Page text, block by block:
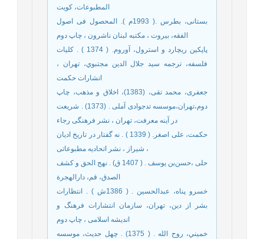
المطبوعات، كويت
بستانی، بطرس .( 1993م ). المحصول فی اصول
الفقه، بیروت ، مکتبه لبنان ناشرون ، چاپ دوم
پاپكين ريچارد و استرول، آوروم. ( 1374 ) . كليات
فلسفه، ترجمه سيد جلال الدين مجتبوي، تهران ،
اتشارات حكمت
جعفری، محمد تقی، (1383)، اخلاق و مذهب، چاپ
دوم،تهران،موسسه تدجوادی آملی . (1373) . شریعت
در آینه معرفت، تهران ، نشر فرهنگی رجاء
حکمت، علی اصغر. ( 1339 ) . نه گفتار در تاریخ ادیان
، شیراز ، نشر اتحادیه مطبوعاتی
حلی ،حسن‌بن يوسف . ( 1407 ق) . نهج الحق و كشف
الصدق، قم، دارالهجرة
خسرو پناه، عبدالحسین . ( 1386ش ) . انتظارات
بشر از دین، تهران، سازمان انتشارات فرهنگ و
اندیشه اسلامی ، چاپ دوم
خميني، روح الله . ( 1375) . چهل حديث، موسسه